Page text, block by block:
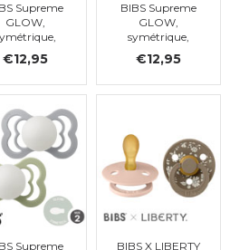
Supreme
GLOW,
6-18 mois
(taille 2)
€12,95
BIBS Supreme
GLOW,
symétrique,
silicone, 6-18
mois (taille 2)
€12,95
Supreme
BIBS X LIBERTY